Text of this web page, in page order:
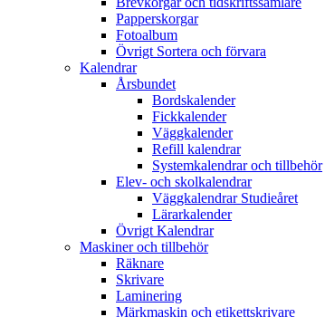
Papperskorgar
Fotoalbum
Övrigt Sortera och förvara
Kalendrar
Årsbundet
Bordskalender
Fickkalender
Väggkalender
Refill kalendrar
Systemkalendrar och tillbehör
Elev- och skolkalendrar
Väggkalendrar Studieåret
Lärarkalender
Övrigt Kalendrar
Maskiner och tillbehör
Räknare
Skrivare
Laminering
Märkmaskin och etikettskrivare